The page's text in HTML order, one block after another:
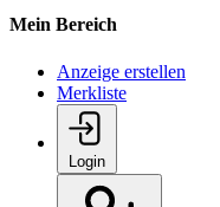
Mein Bereich
Anzeige erstellen
Merkliste
Login